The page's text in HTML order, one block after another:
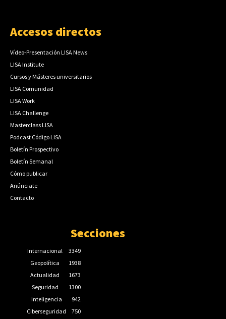
Accesos directos
Vídeo-Presentación LISA News
LISA Institute
Cursos y Másteres universitarios
LISA Comunidad
LISA Work
LISA Challenge
Masterclass LISA
Podcast Código LISA
Boletín Prospectivo
Boletín Semanal
Cómo publicar
Anúnciate
Contacto
Secciones
Internacional
3349
Geopolítica
1938
Actualidad
1673
Seguridad
1300
Inteligencia
942
Ciberseguridad
750